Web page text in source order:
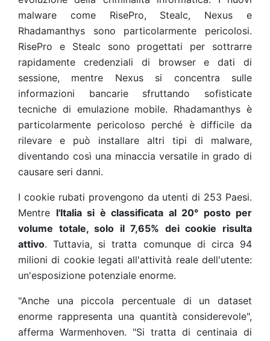
malware come RisePro, Stealc, Nexus e
Rhadamanthys sono particolarmente pericolosi.
RisePro e Stealc sono progettati per sottrarre
rapidamente credenziali di browser e dati di
sessione, mentre Nexus si concentra sulle
informazioni bancarie sfruttando sofisticate
tecniche di emulazione mobile. Rhadamanthys è
particolarmente pericoloso perché è difficile da
rilevare e può installare altri tipi di malware,
diventando così una minaccia versatile in grado di
causare seri danni.
I cookie rubati provengono da utenti di 253 Paesi.
Mentre l'Italia si è classificata al 20° posto per
volume totale, solo il 7,65% dei cookie risulta
attivo. Tuttavia, si tratta comunque di circa 94
milioni di cookie legati all'attività reale dell'utente:
un'esposizione potenziale enorme.
"Anche una piccola percentuale di un dataset
enorme rappresenta una quantità considerevole",
afferma Warmenhoven. "Si tratta di centinaia di